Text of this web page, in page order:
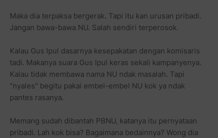
Maka dia terpaksa bergerak. Tapi itu kan urusan pribadi.
Jangan bawa-bawa NU. Salah sendiri terperosok.
Kalau Gus Ipul dasarnya kesepakatan dengan komisaris
tadi. Makanya suara Gus Ipul keras sekali kampanyenya.
Kalau tidak membawa nama NU ndak masalah. Tapi
"nyales" begitu pakai embel-embel NU kok ya ndak
pantes rasanya.
Memang sudah dibantah PBNU, katanya itu pernyataan
pribadi. Lah kok bisa? Bagaimana bedainnya? Wong dia